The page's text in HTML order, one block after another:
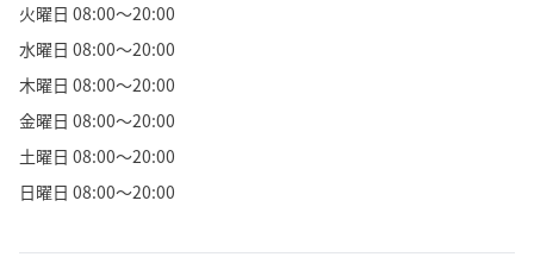
火曜日 08:00～20:00
水曜日 08:00～20:00
木曜日 08:00～20:00
金曜日 08:00～20:00
土曜日 08:00～20:00
日曜日 08:00～20:00